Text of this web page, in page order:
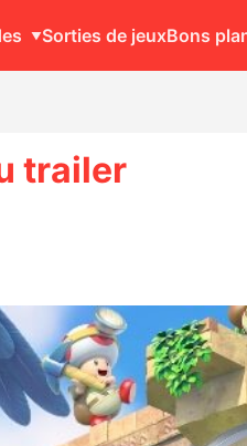
Sorties de jeuxBons
trailer